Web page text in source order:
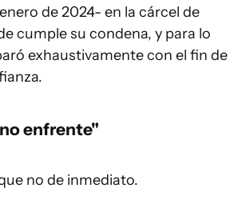
de 2024- en la cárcel de
cumple su condena, y para lo
exhaustivamente con el fin de
enfrente"
no de inmediato.